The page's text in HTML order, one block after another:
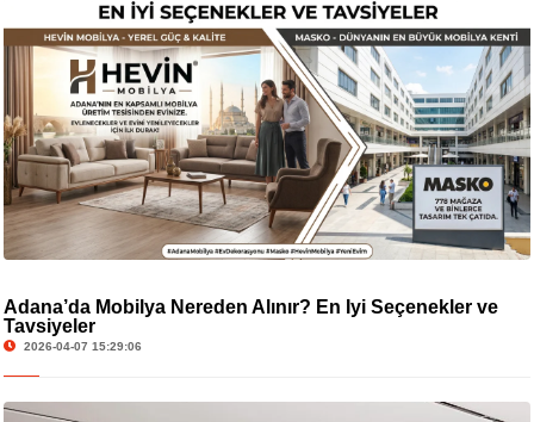
Adana’da Mobilya Nereden Alınır? En İyi Seçenekler ve
Tavsiyeler
2026-04-07 15:29:06